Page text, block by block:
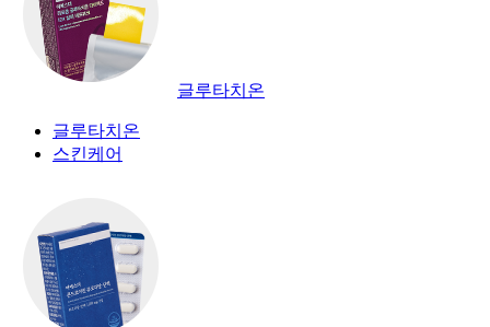
글루타치온
글루타치온
스킨케어